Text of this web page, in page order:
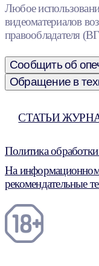
Любое
видеоматериалов
правообладателя
Сообщить об
Обращение в
СТАТЬИ
Политика
На
рекомендательные